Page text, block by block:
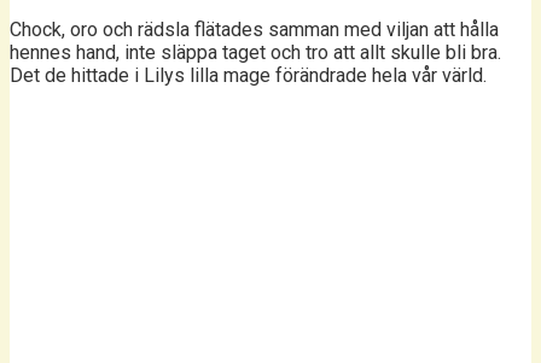
Chock, oro och rädsla flätades samman med viljan att hålla
hennes hand, inte släppa taget och tro att allt skulle bli bra.
Det de hittade i Lilys lilla mage förändrade hela vår värld.